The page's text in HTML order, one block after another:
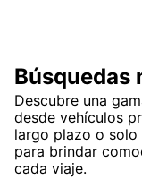
Búsquedas
Descubre una
desde vehículos
largo plazo o solo
para brindar
cada viaje.